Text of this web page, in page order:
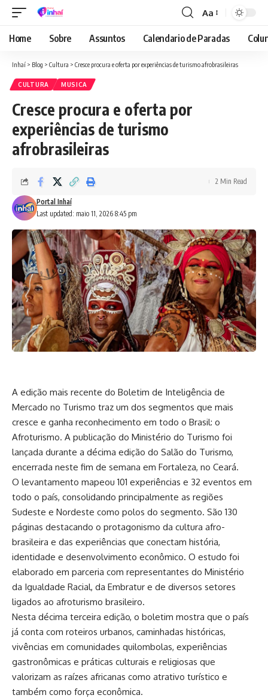
Font
Resizer
Aa
Home Sobre Assuntos Calendario de Paradas
Inhaí > Blog > Cultura > Cresce procura e oferta por experiências de turismo afrobrasileiras
CULTURA MUSICA
Cresce procura e oferta por
experiências de turismo
afrobrasileiras
Last updated: maio 11, 2026 8:45 pm
Portal Inhaí
2 Min Read
A edição mais recente do Boletim de Inteligência de
Mercado no Turismo traz um dos segmentos que mais
cresce e ganha reconhecimento em todo o Brasil: o
Afroturismo. A publicação do Ministério do Turismo foi
lançada durante a décima edição do Salão do Turismo,
encerrada neste fim de semana em Fortaleza, no Ceará.
O levantamento mapeou 101 experiências e 32 eventos em
todo o país, consolidando principalmente as regiões
Sudeste e Nordeste como polos do segmento. São 130
páginas destacando o protagonismo da cultura afro-
brasileira e das experiências que conectam história,
identidade e desenvolvimento econômico. O estudo foi
elaborado em parceria com representantes do Ministério
da Igualdade Racial, da Embratur e de diversos setores
ligados ao afroturismo brasileiro.
Nesta décima terceira edição, o boletim mostra que o país
já conta com roteiros urbanos, caminhadas históricas,
vivências em comunidades quilombolas, experiências
gastronômicas e práticas culturais e religiosas que
valorizam as raízes africanas como atrativo turístico e
também como força econômica.